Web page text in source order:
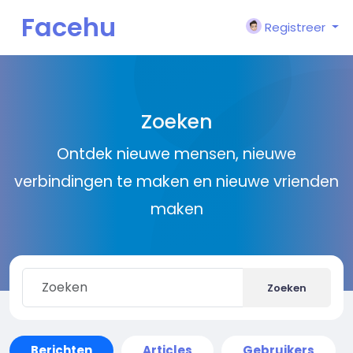
Facehu
Registreer
Zoeken
Ontdek nieuwe mensen, nieuwe
verbindingen te maken en nieuwe vrienden
maken
Zoeken